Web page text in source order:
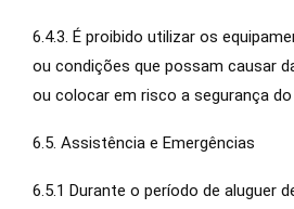
6.4.3. É proibido utilizar os
ou condições que possam causar
ou colocar em risco a segurança
6.5. Assistência e Emergências
6.5.1 Durante o período de aluguer